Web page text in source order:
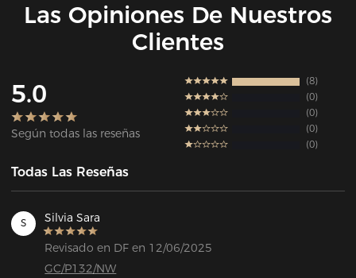
Las Opiniones De Nuestros
Clientes
5.0
Según todas las reseñas
8
0
0
0
0
Todas Las Reseñas
S Silvia Sara
Revisado en DF en 12/06/2025
GC/P132/NW